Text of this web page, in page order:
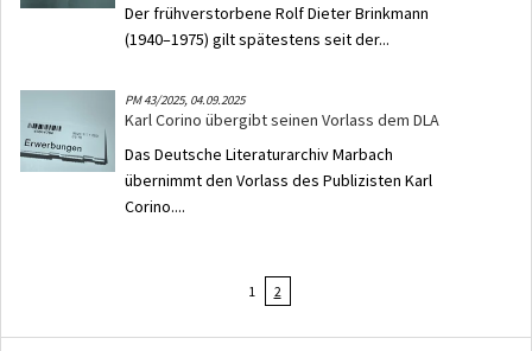
Der frühverstorbene Rolf Dieter Brinkmann
(1940–1975) gilt spätestens seit der...
PM 43/2025, 04.09.2025
Karl Corino übergibt seinen Vorlass dem DLA
Das Deutsche Literaturarchiv Marbach
übernimmt den Vorlass des Publizisten Karl
Corino....
1 2